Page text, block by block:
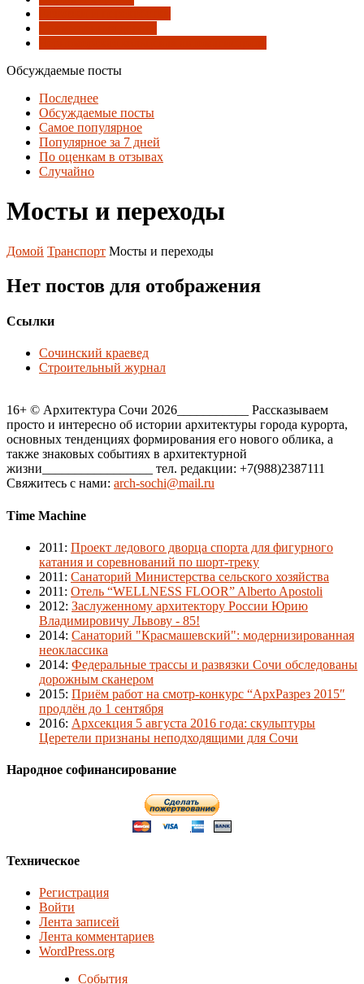
Обсуждаемые посты
Последнее
Обсуждаемые посты
Самое популярное
Популярное за 7 дней
По оценкам в отзывах
Случайно
Мосты и переходы
Домой Транспорт Мосты и переходы
Нет постов для отображения
Ссылки
Сочинский краевед
Строительный журнал
16+ © Архитектура Сочи 2026___________ Рассказываем
просто и интересно об истории архитектуры города курорта,
основных тенденциях формирования его нового облика, а
также знаковых событиях в архитектурной
жизни_________________ тел. редакции: +7(988)2387111
Свяжитесь с нами: arch-sochi@mail.ru
Time Machine
2011 : Проект ледового дворца спорта для фигурного
катания и соревнований по шорт-треку
2011 : Санаторий Министерства сельского хозяйства
2011 : Отель “WELLNESS FLOOR” Alberto Apostoli
2012: Заслуженному архитектору России Юрию
Владимировичу Львову - 85!
2014: Санаторий "Красмашевский": модернизированная
неоклассика
2014: Федеральные трассы и развязки Сочи обследованы
дорожным сканером
2015: Приём работ на смотр-конкурс “АрхРазрез 2015″
продлён до 1 сентября
2016: Архсекция 5 августа 2016 года: скульптуры
Церетели признаны неподходящими для Сочи
Народное софинансирование
Техническое
Регистрация
Войти
Лента записей
Лента комментариев
WordPress.org
События